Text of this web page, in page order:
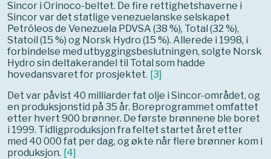
Sincor i Orinoco-beltet. De fire rettighetshaverne i
Sincor var det statlige venezuelanske selskapet
Petróleos de Venezuela PDVSA (38 %), Total (32 %),
Statoil (15 %) og Norsk Hydro (15 %). Allerede i 1998, i
forbindelse med utbyggingsbeslutningen, solgte Norsk
Hydro sin deltakerandel til Total som hadde
hovedansvaret for prosjektet. [3]
Det var påvist 40 milliarder fat olje i Sincor-området, og
en produksjonstid på 35 år. Boreprogrammet omfattet
etter hvert 900 brønner. De første brønnene ble boret
i 1999. Tidligproduksjon fra feltet startet året etter
med 40 000 fat per dag, og økte når flere brønner kom i
produksjon. [4]